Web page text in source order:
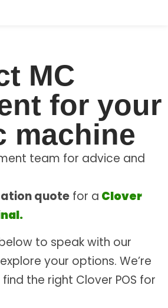
MC
for your
machine
team for advice and
quote for a Clover
to speak with our
your options. We’re
the right Clover POS for